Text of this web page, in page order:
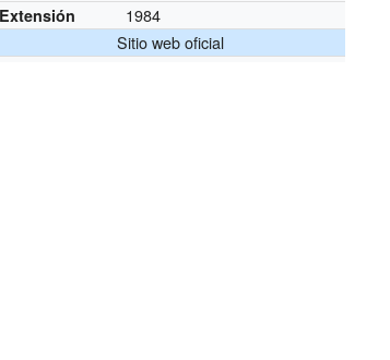
Extensión
1984
Sitio web oficial